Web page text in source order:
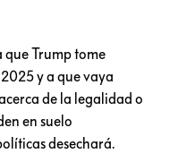
que Trump tome
y a que vaya
de la legalidad o
en suelo
desechará.